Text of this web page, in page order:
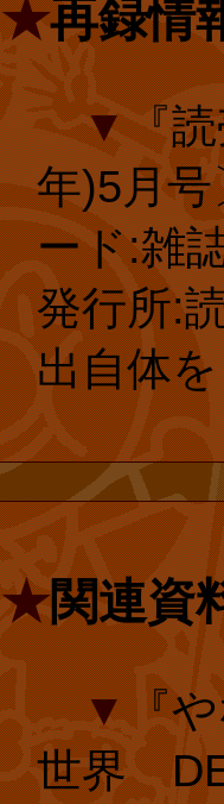
それか
願いがあ
ムでの作
がやなせ
来を担う
います!
復刊投
■絶
投票
復刊ド
入され
延長手
後の延
ます。
★再録情
▼『
年)5月
ード:雑
発行所:
出自体
★関連資
▼『
世界